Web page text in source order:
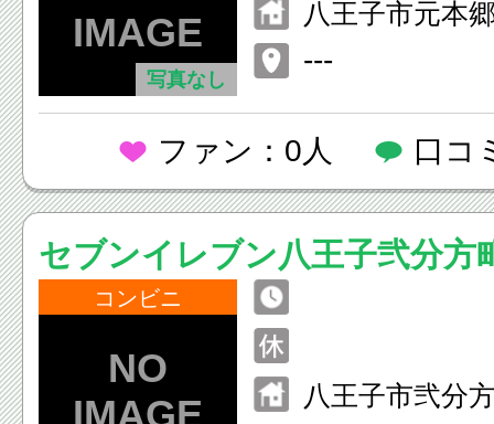
写真なし
八王子市元本
---
ファン：0人 口コ
セブンイレブン八王子弐分方
コンビニ
八王子市弐分